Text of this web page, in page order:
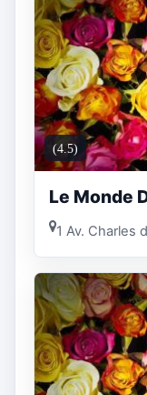
(4.5)
Le Monde
1 Av. Charles